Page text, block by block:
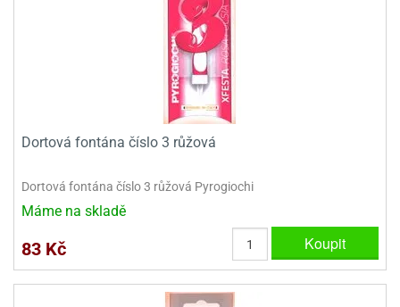
Dortová fontána číslo 3 růžová
Dortová fontána číslo 3 růžová Pyrogiochi
Máme na skladě
83 Kč Koupit